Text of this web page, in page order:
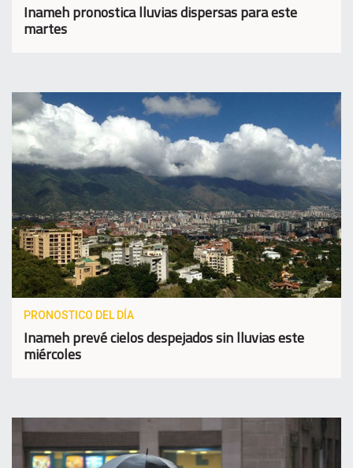
Inameh pronostica lluvias dispersas para este
martes
PRONOSTICO DEL DÍA
Inameh prevé cielos despejados sin lluvias este
miércoles